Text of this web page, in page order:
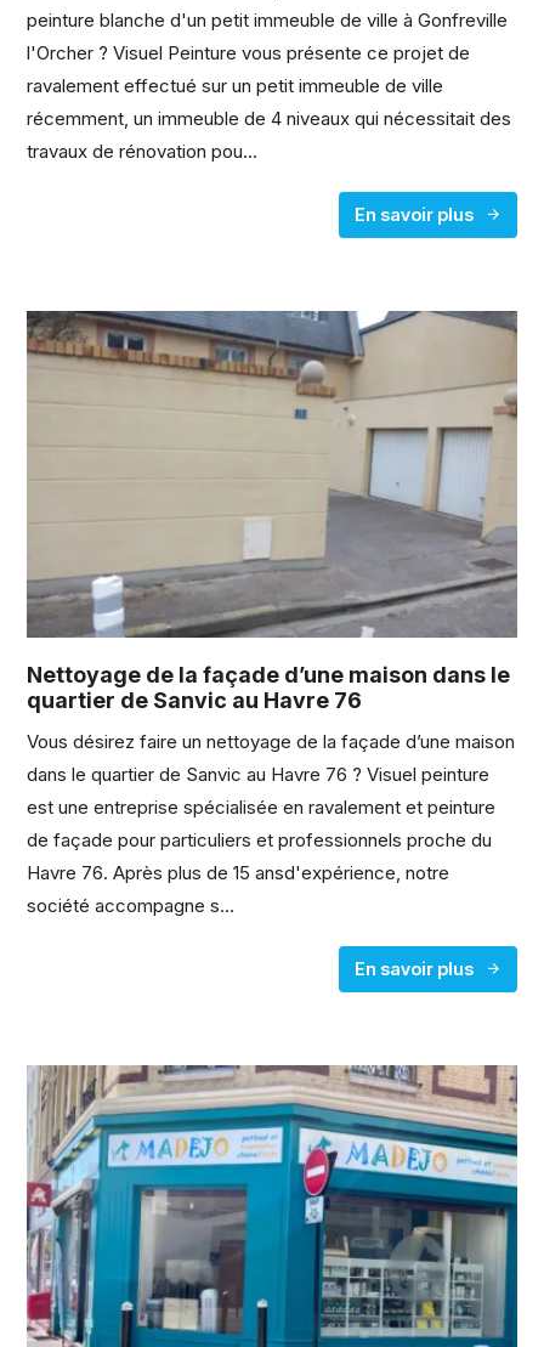
peinture blanche d'un petit immeuble de ville à Gonfreville
l'Orcher ? Visuel Peinture vous présente ce projet de
ravalement effectué sur un petit immeuble de ville
récemment, un immeuble de 4 niveaux qui nécessitait des
travaux de rénovation pou...
En savoir plus
Nettoyage de la façade d’une maison dans le
quartier de Sanvic au Havre 76
Vous désirez faire un nettoyage de la façade d’une maison
dans le quartier de Sanvic au Havre 76 ? Visuel peinture
est une entreprise spécialisée en ravalement et peinture
de façade pour particuliers et professionnels proche du
Havre 76. Après plus de 15 ansd'expérience, notre
société accompagne s...
En savoir plus